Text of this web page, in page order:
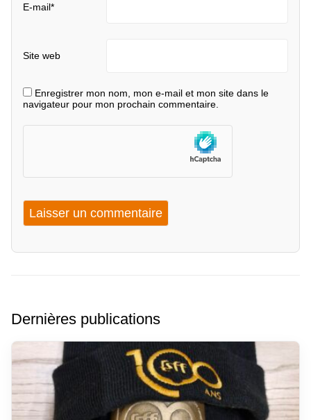
E-mail*
Site web
Enregistrer mon nom, mon e-mail et mon site dans le
navigateur pour mon prochain commentaire.
Dernières publications